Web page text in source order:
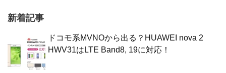
新着記事
ドコモ系MVNOから出る？HUAWEI nova 2
HWV31はLTE Band8, 19に対応！